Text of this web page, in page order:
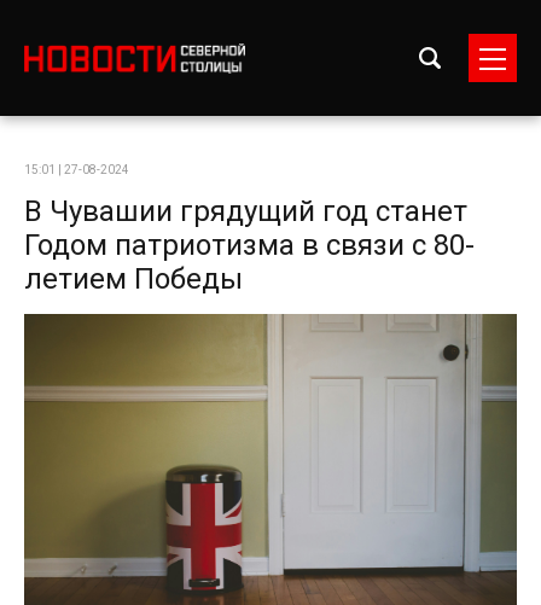
15:01 | 27-08-2024
В Чувашии грядущий год станет
Годом патриотизма в связи с 80-
летием Победы